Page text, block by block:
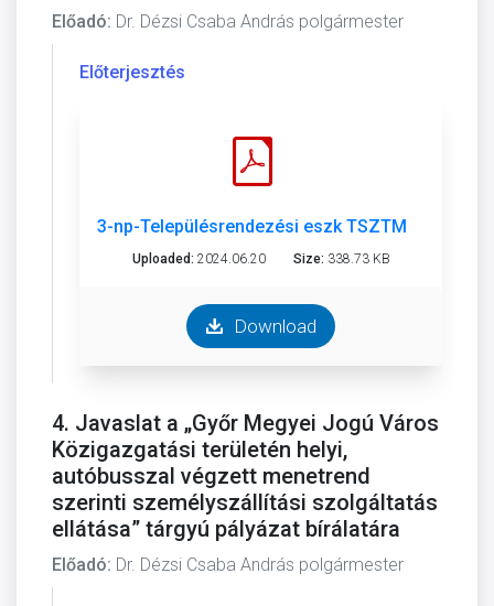
Előadó: Dr. Dézsi Csaba András polgármester
Előterjesztés
3-np-Településrendezési eszk TSZTM-SZTM
Uploaded: 2024.06.20 Size: 338.73 KB
Download
4. Javaslat a „Győr Megyei Jogú Város
Közigazgatási területén helyi,
autóbusszal végzett menetrend
szerinti személyszállítási szolgáltatás
ellátása” tárgyú pályázat bírálatára
Előadó: Dr. Dézsi Csaba András polgármester